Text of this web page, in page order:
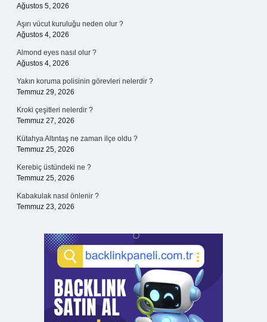
Ağustos 5, 2026
Aşırı vücut kuruluğu neden olur ?
Ağustos 4, 2026
Almond eyes nasıl olur ?
Ağustos 4, 2026
Yakın koruma polisinin görevleri nelerdir ?
Temmuz 29, 2026
Kroki çeşitleri nelerdir ?
Temmuz 27, 2026
Kütahya Altıntaş ne zaman ilçe oldu ?
Temmuz 25, 2026
Kerebiç üstündeki ne ?
Temmuz 25, 2026
Kabakulak nasıl önlenir ?
Temmuz 23, 2026